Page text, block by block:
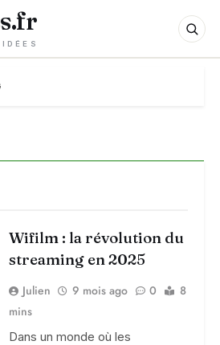
Wifilm : la révolution du
streaming en 2025
Julien 9 mois ago 0
8
mins
Dans un monde où les